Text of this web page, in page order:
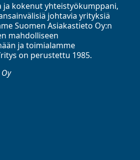
ja kokenut yhteistyökumppani,
johtavia yrityksiä
Suomen Asiakastieto Oy:n
mahdolliseen
ja toimialamme
on perustettu 1985.